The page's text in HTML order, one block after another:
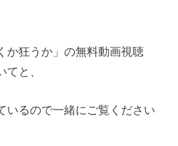
か狂うか」の無料動画視聴
てと、
いるので一緒にご覧ください